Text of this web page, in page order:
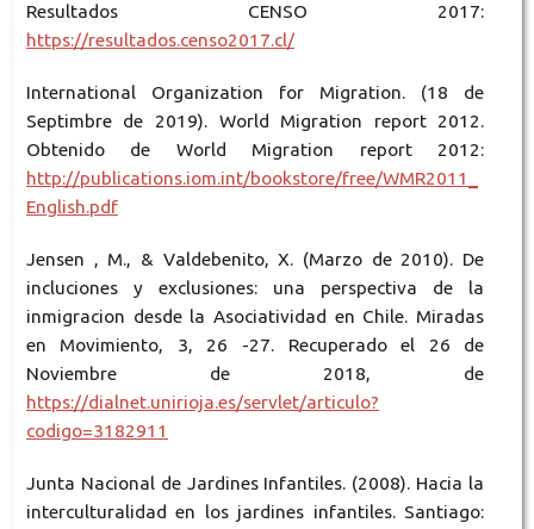
Resultados CENSO 2017:
https://resultados.censo2017.cl/
International Organization for Migration. (18 de
Septimbre de 2019). World Migration report 2012.
Obtenido de World Migration report 2012:
http://publications.iom.int/bookstore/free/WMR2011_
English.pdf
Jensen , M., & Valdebenito, X. (Marzo de 2010). De
incluciones y exclusiones: una perspectiva de la
inmigracion desde la Asociatividad en Chile. Miradas
en Movimiento, 3, 26 -27. Recuperado el 26 de
Noviembre de 2018, de
https://dialnet.unirioja.es/servlet/articulo?
codigo=3182911
Junta Nacional de Jardines Infantiles. (2008). Hacia la
interculturalidad en los jardines infantiles. Santiago: